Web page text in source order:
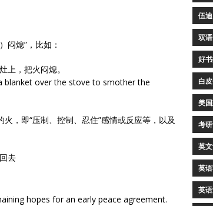
闷熄”，比如：
上，把火闷熄。
blanket over the stove to smother the
，即“压制、控制、忍住”感情或反应等，以及
去
hopes for an early peace agreement.
伍
双
好
白
美
考
英
英
英